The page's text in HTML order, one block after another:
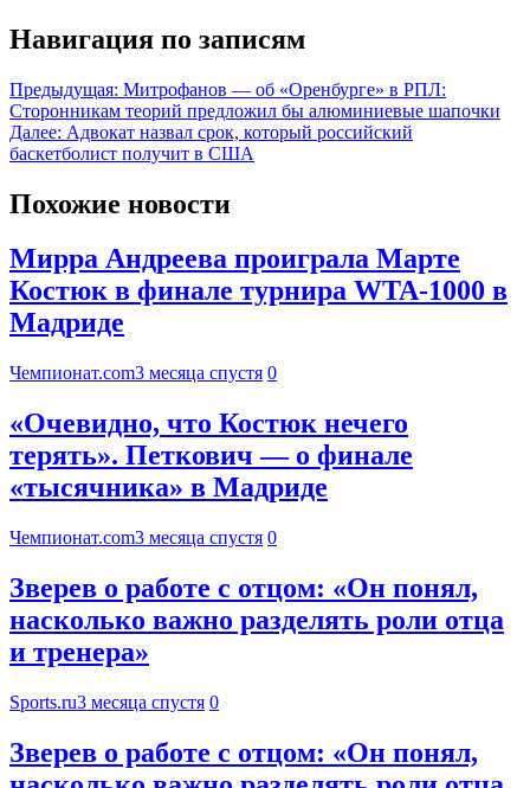
Навигация по записям
Предыдущая: Митрофанов — об «Оренбурге» в РПЛ:
Сторонникам теорий предложил бы алюминиевые шапочки
Далее: Адвокат назвал срок, который российский
баскетболист получит в США
Похожие новости
Мирра Андреева проиграла Марте
Костюк в финале турнира WTA-1000 в
Мадриде
Чемпионат.com3 месяца спустя 0
«Очевидно, что Костюк нечего
терять». Петкович — о финале
«тысячника» в Мадриде
Чемпионат.com3 месяца спустя 0
Зверев о работе с отцом: «Он понял,
насколько важно разделять роли отца
и тренера»
Sports.ru3 месяца спустя 0
Зверев о работе с отцом: «Он понял,